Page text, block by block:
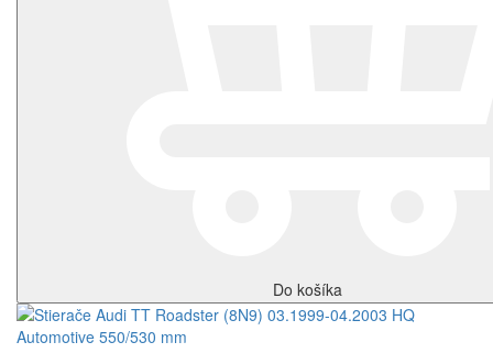
Do košíka